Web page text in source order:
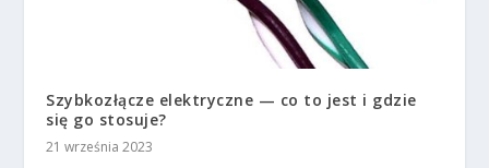
Szybkozłącze elektryczne — co to jest i gdzie
się go stosuje?
21 września 2023